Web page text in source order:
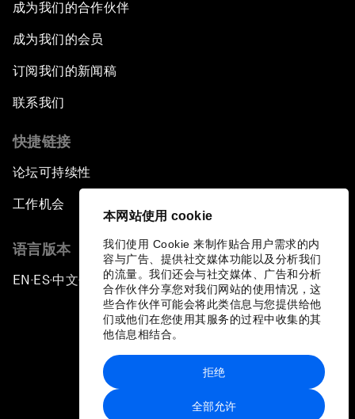
本网站使用 cookie
我们使用 Cookie 来制作贴合用户需求的内
容与广告、提供社交媒体功能以及分析我们
的流量。我们还会与社交媒体、广告和分析
合作伙伴分享您对我们网站的使用情况，这
些合作伙伴可能会将此类信息与您提供给他
们或他们在您使用其服务的过程中收集的其
他信息相结合。
全部允许
拒绝
成为我们的合作伙伴
成为我们的会员
订阅我们的新闻稿
联系我们
快捷链接
论坛可持续性
工作机会
语言版本
EN ▪ES▪中文▪ 日本語
站点地图